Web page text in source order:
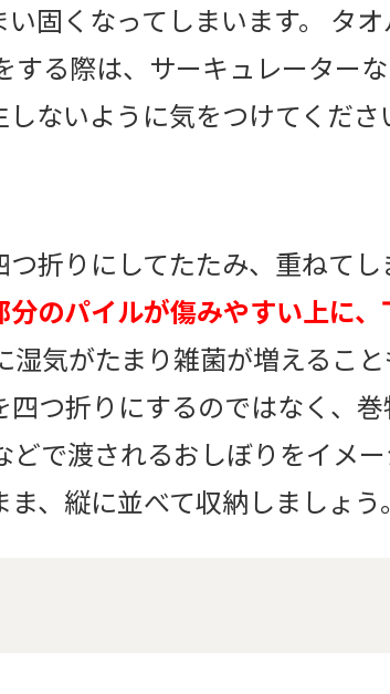
固くなってしまいます。 タ
する際は、サーキュレーター
ないように気をつけてくださ
折りにしてたたみ、重ねて
のパイルが傷みやすい上に
湿気がたまり雑菌が増えるこ
つ折りにするのではなく、
で渡されるおしぼりをイメ
、縦に並べて収納しましょう